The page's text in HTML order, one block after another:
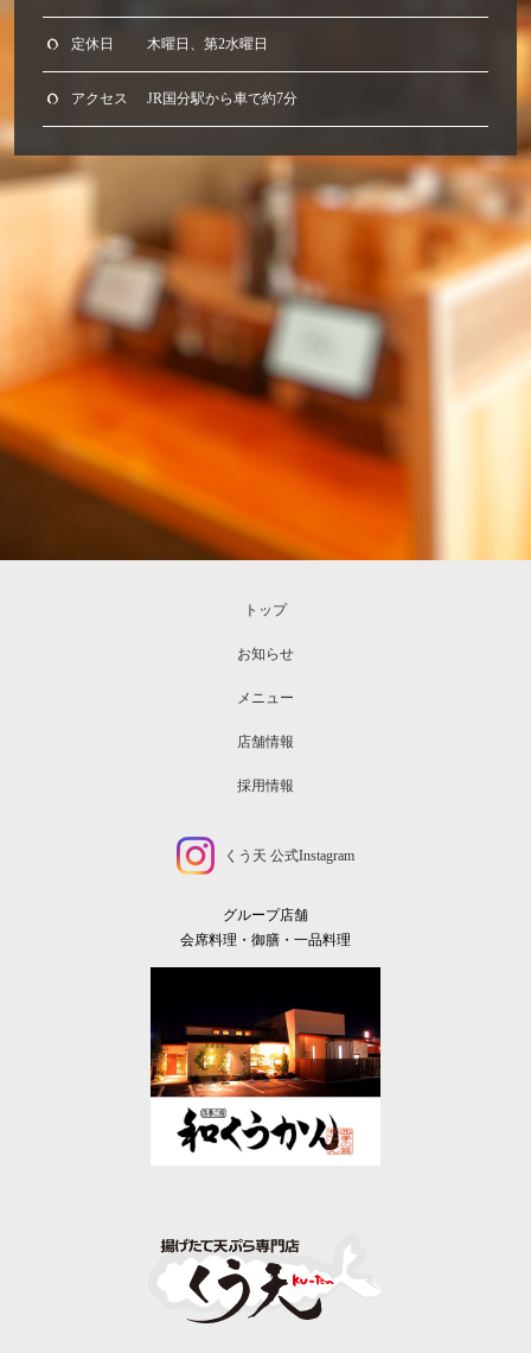
定休日 木曜日、第2水曜日
アクセス JR国分駅から車で約7分
トップ
お知らせ
メニュー
店舗情報
採用情報
くう天 公式Instagram
グループ店舗
会席料理・御膳・一品料理